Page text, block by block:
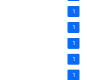
1
1
1
1
1